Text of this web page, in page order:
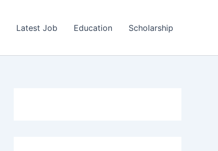
Latest Job Education Scholarship